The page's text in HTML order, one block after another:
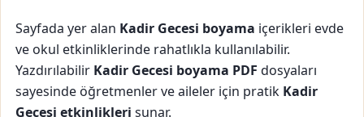
Sayfada yer alan Kadir Gecesi boyama içerikleri evde
ve okul etkinliklerinde rahatlıkla kullanılabilir.
Yazdırılabilir Kadir Gecesi boyama PDF dosyaları
sayesinde öğretmenler ve aileler için pratik Kadir
Gecesi etkinlikleri sunar.